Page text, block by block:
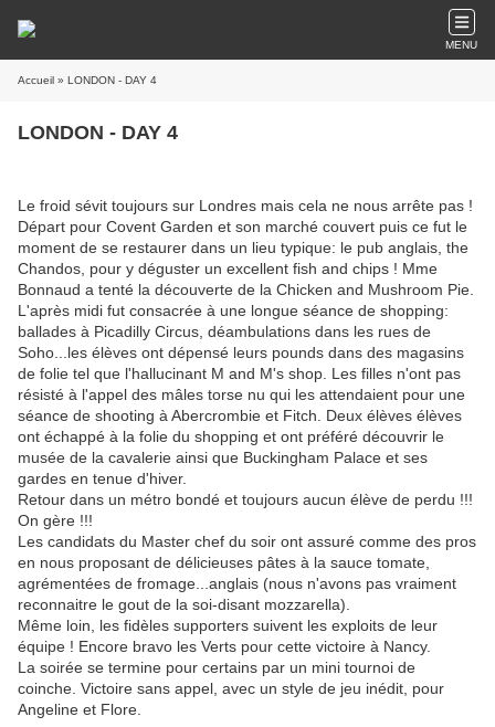
MENU
Accueil » LONDON - DAY 4
LONDON - DAY 4
Le froid sévit toujours sur Londres mais cela ne nous arrête pas !
Départ pour Covent Garden et son marché couvert puis ce fut le
moment de se restaurer dans un lieu typique: le pub anglais, the
Chandos, pour y déguster un excellent fish and chips ! Mme
Bonnaud a tenté la découverte de la Chicken and Mushroom Pie.
L'après midi fut consacrée à une longue séance de shopping:
ballades à Picadilly Circus, déambulations dans les rues de
Soho...les élèves ont dépensé leurs pounds dans des magasins
de folie tel que l'hallucinant M and M's shop. Les filles n'ont pas
résisté à l'appel des mâles torse nu qui les attendaient pour une
séance de shooting à Abercrombie et Fitch. Deux élèves élèves
ont échappé à la folie du shopping et ont préféré découvrir le
musée de la cavalerie ainsi que Buckingham Palace et ses
gardes en tenue d'hiver.
Retour dans un métro bondé et toujours aucun élève de perdu !!!
On gère !!!
Les candidats du Master chef du soir ont assuré comme des pros
en nous proposant de délicieuses pâtes à la sauce tomate,
agrémentées de fromage...anglais (nous n'avons pas vraiment
reconnaitre le gout de la soi-disant mozzarella).
Même loin, les fidèles supporters suivent les exploits de leur
équipe ! Encore bravo les Verts pour cette victoire à Nancy.
La soirée se termine pour certains par un mini tournoi de
coinche. Victoire sans appel, avec un style de jeu inédit, pour
Angeline et Flore.